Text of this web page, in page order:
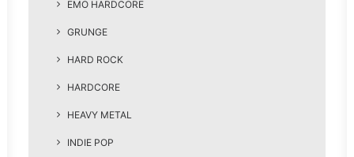
EMO HARDCORE
GRUNGE
HARD ROCK
HARDCORE
HEAVY METAL
INDIE POP